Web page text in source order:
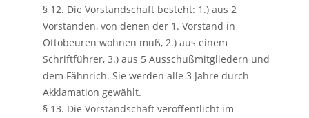
§ 12. Die Vorstandschaft besteht: 1.) aus 2
Vorständen, von denen der 1. Vorstand in
Ottobeuren wohnen muß, 2.) aus einem
Schriftführer, 3.) aus 5 Ausschußmitgliedern und
dem Fähnrich. Sie werden alle 3 Jahre durch
Akklamation gewählt.
§ 13. Die Vorstandschaft veröffentlicht im